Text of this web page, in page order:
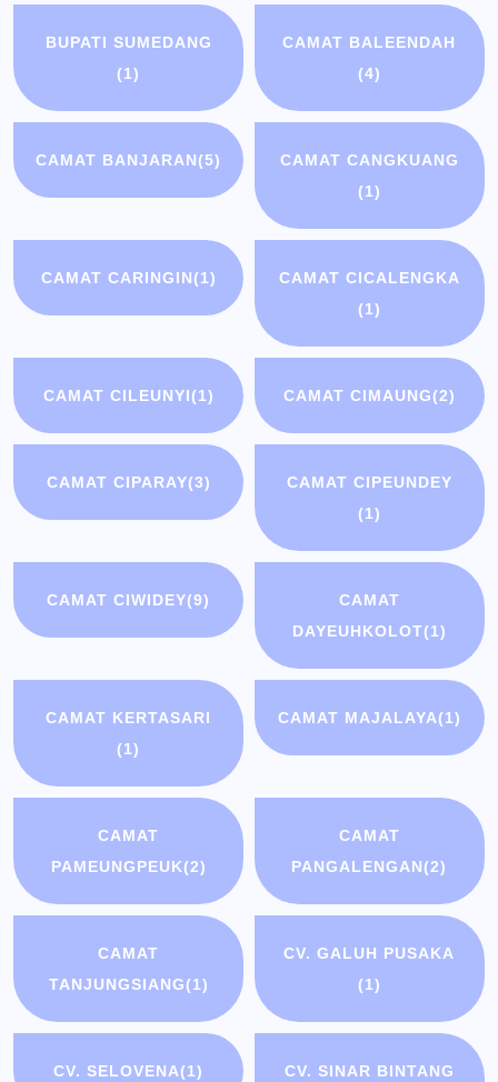
BUPATI SUMEDANG
(1)
CAMAT BALEENDAH
(4)
CAMAT BANJARAN(5)
CAMAT CANGKUANG
(1)
CAMAT CARINGIN(1)
CAMAT CICALENGKA
(1)
CAMAT CILEUNYI(1) CAMAT CIMAUNG(2)
CAMAT CIPARAY(3)
CAMAT CIPEUNDEY
(1)
CAMAT CIWIDEY(9)
CAMAT
DAYEUHKOLOT(1)
CAMAT KERTASARI
(1)
CAMAT MAJALAYA(1)
CAMAT
PAMEUNGPEUK(2)
CAMAT
PANGALENGAN(2)
CAMAT
TANJUNGSIANG(1)
CV. GALUH PUSAKA
(1)
CV. SELOVENA(1)
CV. SINAR BINTANG